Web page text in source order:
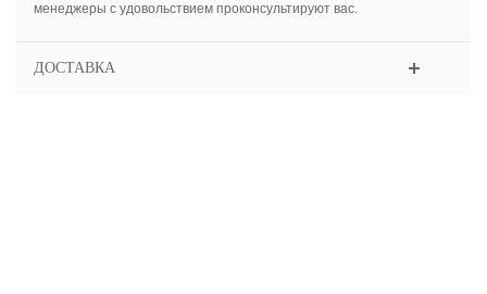
менеджеры с удовольствием проконсультируют вас.
ДОСТАВКА